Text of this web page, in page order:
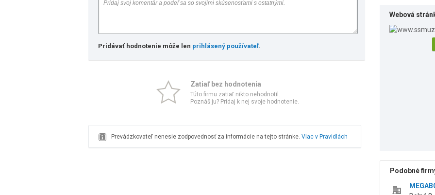
Pridávať hodnotenie môže len prihlásený používateľ.
Zatiaľ bez hodnotenia
Túto firmu zatiaľ nikto nehodnotil.
Poznáš ju? Pridaj k nej svoje hodnotenie.
Prevádzkovateľ nenesie zodpovednosť za informácie na tejto stránke. Viac v Pravidlách
Webová
Podobné